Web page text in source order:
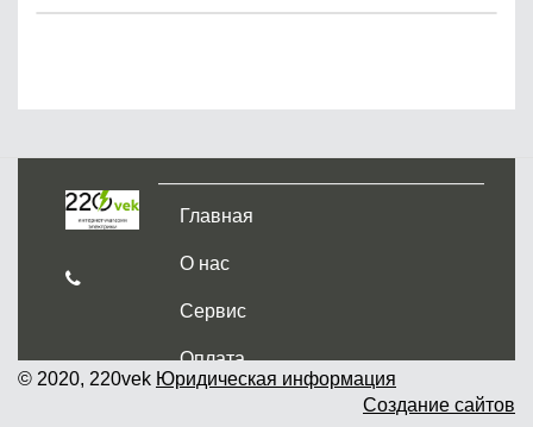
Главная
О нас
Сервис
Оплата
Доставка и самовывоз
© 2020, 220vek Юридическая информация
Создание сайтов